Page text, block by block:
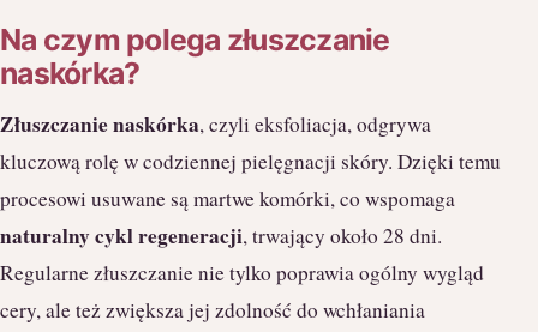
Na czym polega złuszczanie
naskórka?
Złuszczanie naskórka, czyli eksfoliacja, odgrywa
kluczową rolę w codziennej pielęgnacji skóry. Dzięki temu
procesowi usuwane są martwe komórki, co wspomaga
naturalny cykl regeneracji, trwający około 28 dni.
Regularne złuszczanie nie tylko poprawia ogólny wygląd
cery, ale też zwiększa jej zdolność do wchłaniania